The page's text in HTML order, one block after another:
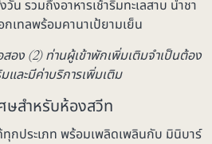
น รวมถึงอาหารเช้าริมทะเลสาบ น้ำชา
กเทลพร้อมคานาเป้ยามเย็น
อง (2) ท่านผู้เข้าพักเพิ่มเติมจำเป็นต้อง
มและมีค่าบริการเพิ่มเติม
ษสำหรับห้องสวีท
ทุกประเภท พร้อมเพลิดเพลินกับ มินิบาร์